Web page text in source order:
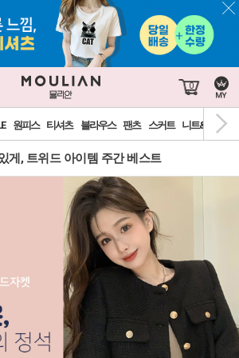
0
원피스 티셔츠 블라우스 팬츠 스커트 니트&가디건
게, 트위드 아이템 주간 베스트